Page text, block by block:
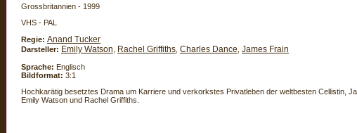
Grossbritannien - 1999
VHS - PAL
Regie: Anand Tucker
Darsteller: Emily Watson Rachel Griffiths Charles Dance James Frain
Sprache: Englisch
Bildformat: 3:1
Hochkarätig besetztes Drama um Karriere und verkorkstes Privatleben der weltbesten Cellistin,
Emily Watson und Rachel Griffiths.